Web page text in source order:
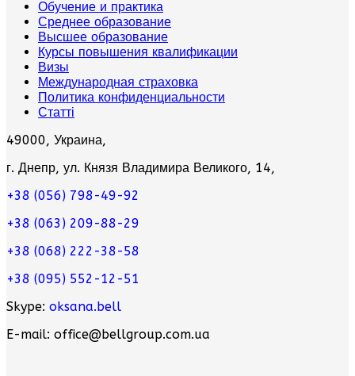
Обучение и практика
Среднее образование
Высшее образование
Курсы повышения квалификации
Визы
Международная страховка
Политика конфиденциальности
Статті
49000, Украина,
г. Днепр, ул. Князя Владимира Великого, 14,
+38 (056) 798-49-92
+38 (063) 209-88-29
+38 (068) 222-38-58
+38 (095) 552-12-51
Skype: oksana.bell
E-mail: office@bellgroup.com.ua